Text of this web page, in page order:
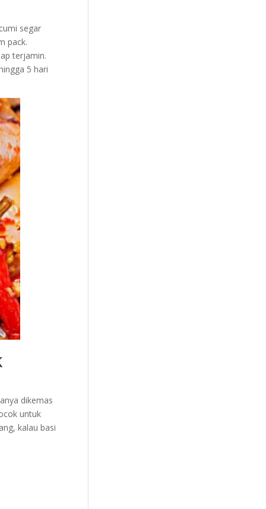
segar
pack.
terjamin.
5 hari
dikemas
untuk
kalau basi